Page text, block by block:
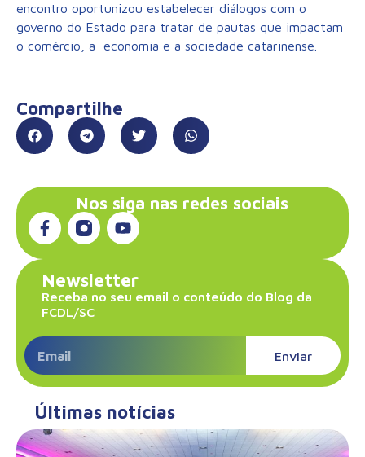
encontro oportunizou estabelecer diálogos com o
governo do Estado para tratar de pautas que impactam
o comércio, a economia e a sociedade catarinense.
Compartilhe
Nos siga nas redes sociais
Newsletter
Receba no seu email o conteúdo do Blog da
FCDL/SC
Enviar
Últimas notícias